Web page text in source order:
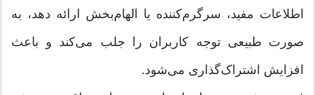
اطلاعات مفید، سرگرم‌کننده یا الهام‌بخش ارائه دهد، به
صورت طبیعی توجه کاربران را جلب می‌کند و باعث
افزایش اشتراک‌گذاری می‌شود.